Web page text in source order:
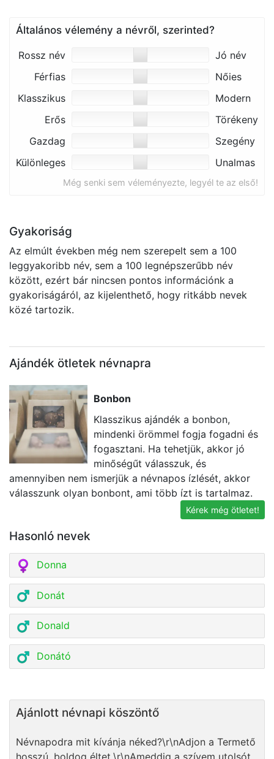
Általános vélemény a névről, szerinted?
Rossz név
Jó név
Férfias
Nőies
Klasszikus
Modern
Erős
Törékeny
Gazdag
Szegény
Különleges
Unalmas
Még senki sem véleményezte, legyél te az első!
Gyakoriság
Az elmúlt években még nem szerepelt sem a 100
leggyakoribb név, sem a 100 legnépszerűbb név
között, ezért bár nincsen pontos információnk a
gyakoriságáról, az kijelenthető, hogy ritkább nevek
közé tartozik.
Ajándék ötletek névnapra
Bonbon
Klasszikus ajándék a bonbon,
mindenki örömmel fogja fogadni és
fogasztani. Ha tehetjük, akkor jó
minőségűt válasszuk, és
amennyiben nem ismerjük a névnapos ízlését, akkor
válasszunk olyan bonbont, ami több ízt is tartalmaz.
Kérek még ötletet!
Hasonló nevek
Donna
Donát
Donald
Donátó
Ajánlott névnapi köszöntő
Névnapodra mit kívánja néked?\r\nAdjon a Termető
hosszú, boldog éltet.\r\nAmeddig a szívem utolsót